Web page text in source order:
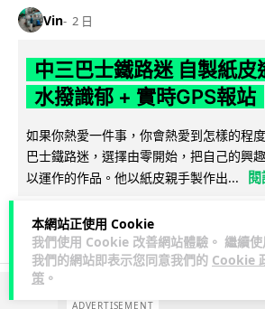
本網站正使用 Cookie
我們使用 Cookie 改善網站體驗。 繼續使
我們的網站即表示您同意我們的 Cookie
策 。
Vin 2 日
中三巴士鐵路迷 自製紙皮
水撥識郁 + 實時GPS報站
如果你熱愛一件事，你會熱愛到怎樣的程
巴士鐵路迷，選擇由零開始，把自己的興
以運作的作品。他以紙皮親手製作出...
4,737 262 ↗
ADVERTISEMENT